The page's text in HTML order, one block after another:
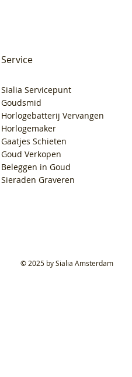
Service
Sialia Servicepunt
Goudsmid
Horlogebatterij Vervangen
Horlogemaker
Gaatjes Schieten
Goud Verkopen
Beleggen in Goud
Sieraden Graveren
© 2025 by Sialia Amsterdam